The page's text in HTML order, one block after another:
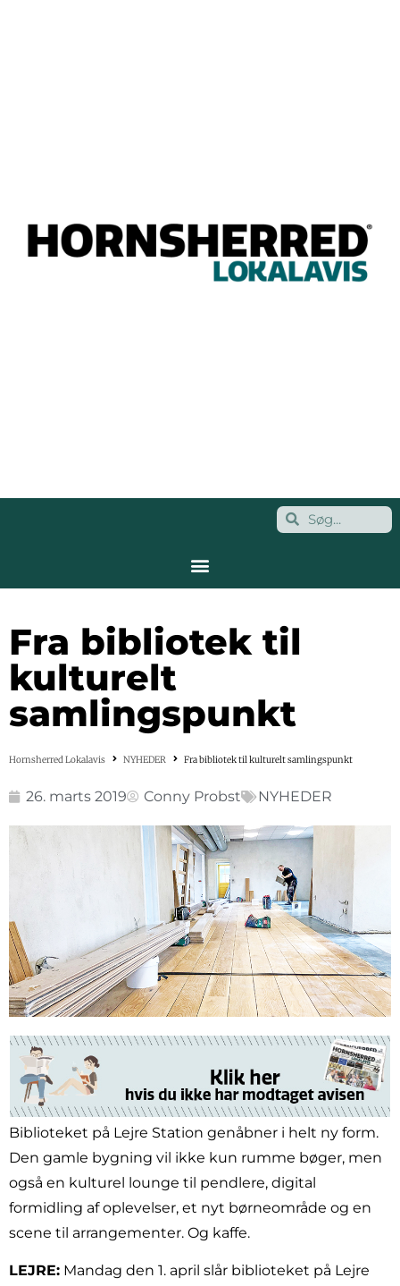
Fra bibliotek til
kulturelt
samlingspunkt
Hornsherred Lokalavis NYHEDER Fra bibliotek til kulturelt samlingspunkt
26. marts 2019 Conny Probst NYHEDER
Biblioteket på Lejre Station genåbner i helt ny form.
Den gamle bygning vil ikke kun rumme bøger, men
også en kulturel lounge til pendlere, digital
formidling af oplevelser, et nyt børneområde og en
scene til arrangementer. Og kaffe.
LEJRE: Mandag den 1. april slår biblioteket på Lejre